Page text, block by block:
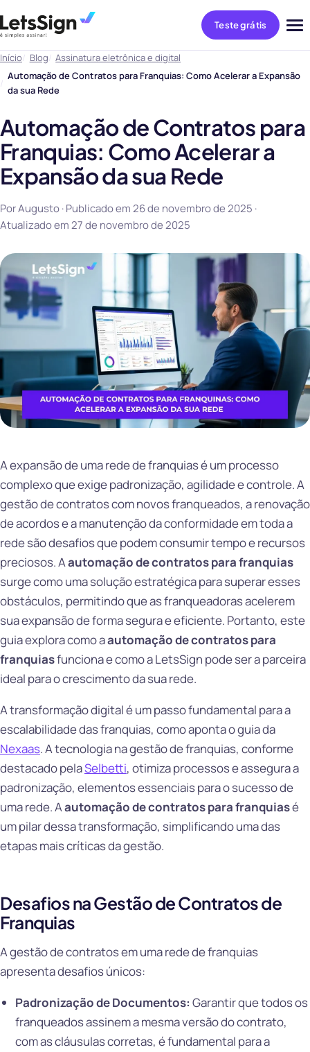
Teste grátis
Início Blog
Assinatura eletrônica e digital
Automação de Contratos para Franquias: Como Acelerar a Expansão
da sua Rede
Automação de Contratos para
Franquias: Como Acelerar a
Expansão da sua Rede
Por Augusto · Publicado em26 de novembro de 2025 ·
Atualizado em27 de novembro de 2025
A expansão de uma rede de franquias é um processo
complexo que exige padronização, agilidade e controle. A
gestão de contratos com novos franqueados, a renovação
de acordos e a manutenção da conformidade em toda a
rede são desafios que podem consumir tempo e recursos
preciosos. Aautomação de contratos para franquias
surge como uma solução estratégica para superar esses
obstáculos, permitindo que as franqueadoras acelerem
sua expansão de forma segura e eficiente. Portanto, este
guia explora como aautomação de contratos para
franquiasfunciona e como a LetsSign pode ser a parceira
ideal para o crescimento da sua rede.
A transformação digital é um passo fundamental para a
escalabilidade das franquias, como aponta o guia da
Nexaas. A tecnologia na gestão de franquias, conforme
destacado pelaSelbetti, otimiza processos e assegura a
padronização, elementos essenciais para o sucesso de
uma rede. Aautomação de contratos para franquiasé
um pilar dessa transformação, simplificando uma das
etapas mais críticas da gestão.
Desafios na Gestão de Contratos de
Franquias
A gestão de contratos em uma rede de franquias
apresenta desafios únicos:
Padronização de Documentos: Garantir que todos os
franqueados assinem a mesma versão do contrato,
com as cláusulas corretas, é fundamental para a